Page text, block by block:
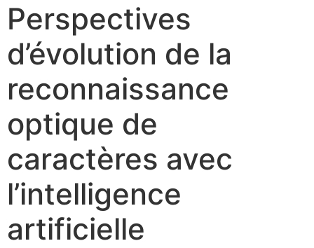
Perspectives
d’évolution de la
reconnaissance
optique de
caractères avec
l’intelligence
artificielle